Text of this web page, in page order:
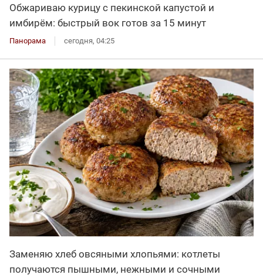
Обжариваю курицу с пекинской капустой и
имбирём: быстрый вок готов за 15 минут
Панорама сегодня, 04:25
Заменяю хлеб овсяными хлопьями: котлеты
получаются пышными, нежными и сочными